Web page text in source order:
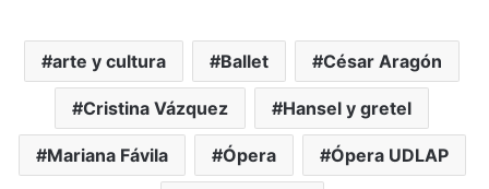
arte y cultura Ballet César Aragón
Cristina Vázquez Hansel y gretel
Mariana Fávila Ópera Ópera UDLAP